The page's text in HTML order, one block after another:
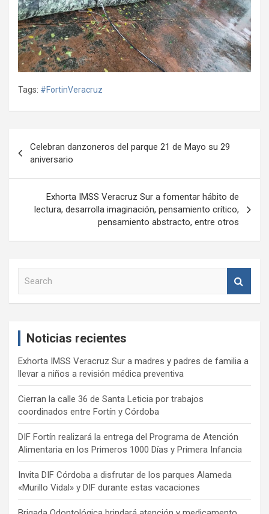
Tags: #FortinVeracruz
de
entradas
Celebran danzoneros del parque 21 de Mayo su 29
aniversario
Exhorta IMSS Veracruz Sur a fomentar hábito de
lectura, desarrolla imaginación, pensamiento crítico,
pensamiento abstracto, entre otros
Noticias recientes
Exhorta IMSS Veracruz Sur a madres y padres de familia a
llevar a niños a revisión médica preventiva
Cierran la calle 36 de Santa Leticia por trabajos
coordinados entre Fortín y Córdoba
DIF Fortín realizará la entrega del Programa de Atención
Alimentaria en los Primeros 1000 Días y Primera Infancia
Invita DIF Córdoba a disfrutar de los parques Alameda
«Murillo Vidal» y DIF durante estas vacaciones